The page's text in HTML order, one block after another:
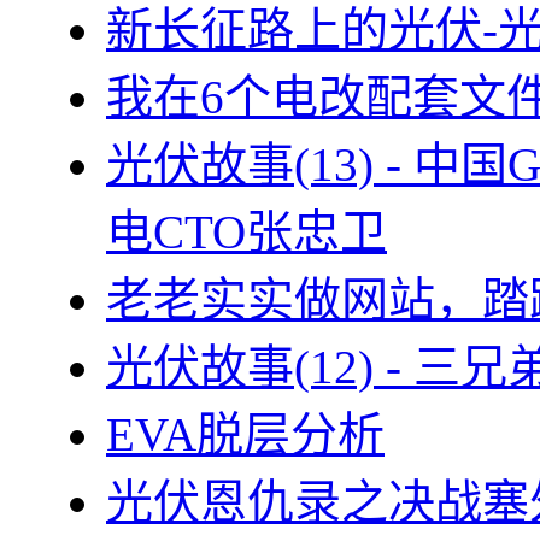
新长征路上的光伏-
我在6个电改配套文
光伏故事(13) - 中国
电CTO张忠卫
老老实实做网站，
光伏故事(12) - 三兄
EVA脱层分析
光伏恩仇录之决战